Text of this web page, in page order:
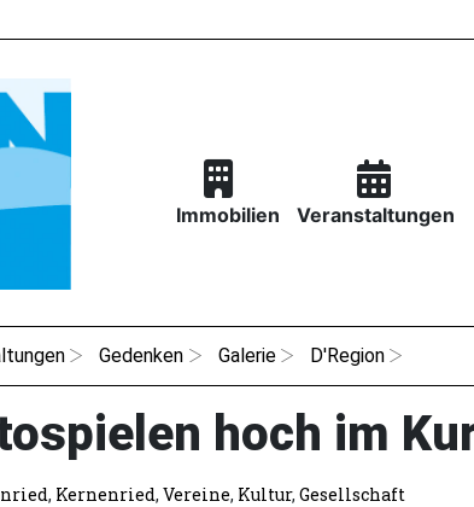
Immobilien Veranstaltungen
Gedenken Galerie D'Region
hoch im
, Kernenried, Vereine, Kultur, Gesellschaft